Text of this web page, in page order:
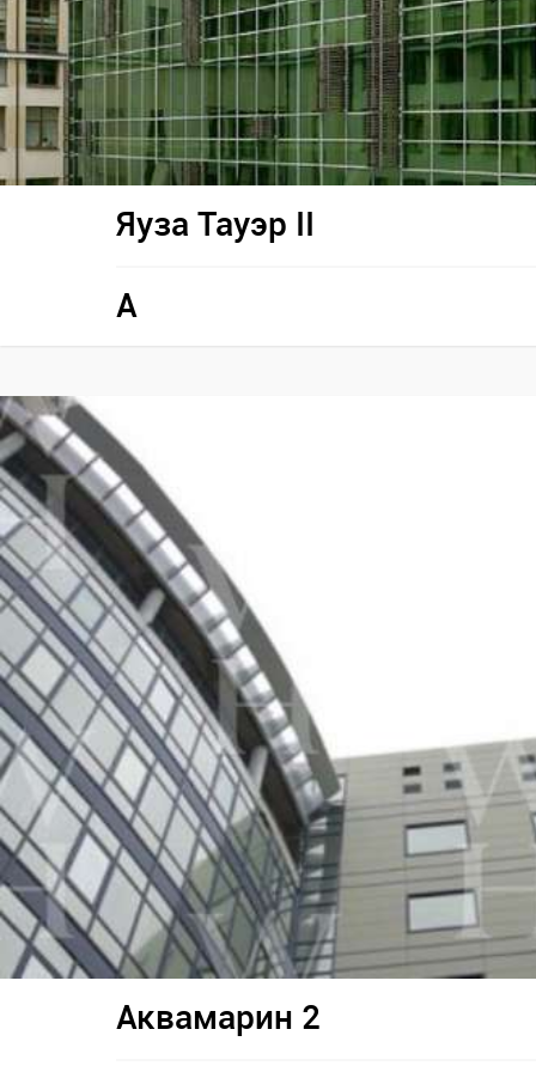
Яуза Тауэр II
A
Аквамарин 2